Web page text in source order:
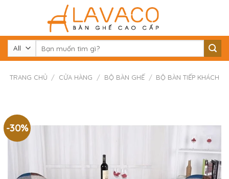
kiếm:
TRANG CHỦ / CỬA HÀNG / BỘ BÀN GHẾ / BỘ BÀN TIẾP KHÁCH
-30%